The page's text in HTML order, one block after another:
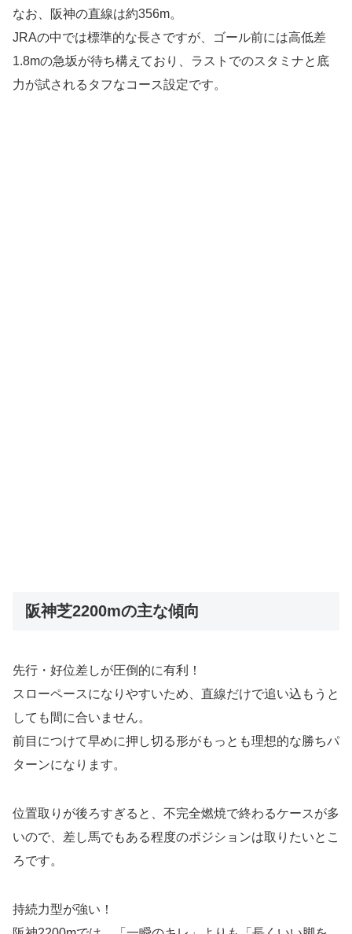
なお、阪神の直線は約356m。
JRAの中では標準的な長さですが、ゴール前には高低差
1.8mの急坂が待ち構えており、ラストでのスタミナと底
力が試されるタフなコース設定です。
阪神芝2200mの主な傾向
先行・好位差しが圧倒的に有利！
スローペースになりやすいため、直線だけで追い込もうと
しても間に合いません。
前目につけて早めに押し切る形がもっとも理想的な勝ちパ
ターンになります。
位置取りが後ろすぎると、不完全燃焼で終わるケースが多
いので、差し馬でもある程度のポジションは取りたいとこ
ろです。
持続力型が強い！